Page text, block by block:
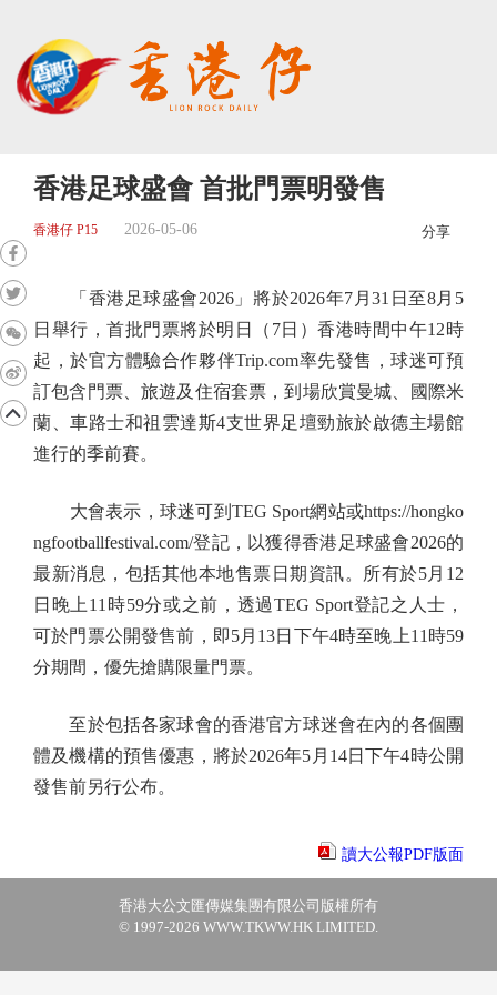
香港足球盛會 首批門票明發售
香港仔 P15 2026-05-06 分享
「香港足球盛會2026」將於2026年7月31日至8月5
日舉行，首批門票將於明日（7日）香港時間中午12時
起，於官方體驗合作夥伴Trip.com率先發售，球迷可預
訂包含門票、旅遊及住宿套票，到場欣賞曼城、國際米
蘭、車路士和祖雲達斯4支世界足壇勁旅於啟德主場館
進行的季前賽。
大會表示，球迷可到TEG Sport網站或https://hongko
ngfootballfestival.com/登記，以獲得香港足球盛會2026的
最新消息，包括其他本地售票日期資訊。所有於5月12
日晚上11時59分或之前，透過TEG Sport登記之人士，
可於門票公開發售前，即5月13日下午4時至晚上11時59
分期間，優先搶購限量門票。
至於包括各家球會的香港官方球迷會在內的各個團
體及機構的預售優惠，將於2026年5月14日下午4時公開
發售前另行公布。
讀大公報PDF版面
香港大公文匯傳媒集團有限公司版權所有
© 1997-2026 WWW.TKWW.HK LIMITED.